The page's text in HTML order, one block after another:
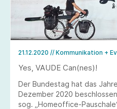
21.12.2020 // Kommunikation +
Yes, VAUDE Can(nes)!
Der Bundestag hat das
Dezember 2020
sog. „Homeoffice-